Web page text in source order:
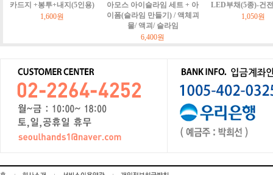
카드지 +봉투+내지(5인용)
1,600원
아모스 아이슬라임 세트 + 아
이폼(슬라임 만들기) / 액체괴
물/ 액괴/ 슬라임
6,400원
LED부채(5종)-건
1,050원